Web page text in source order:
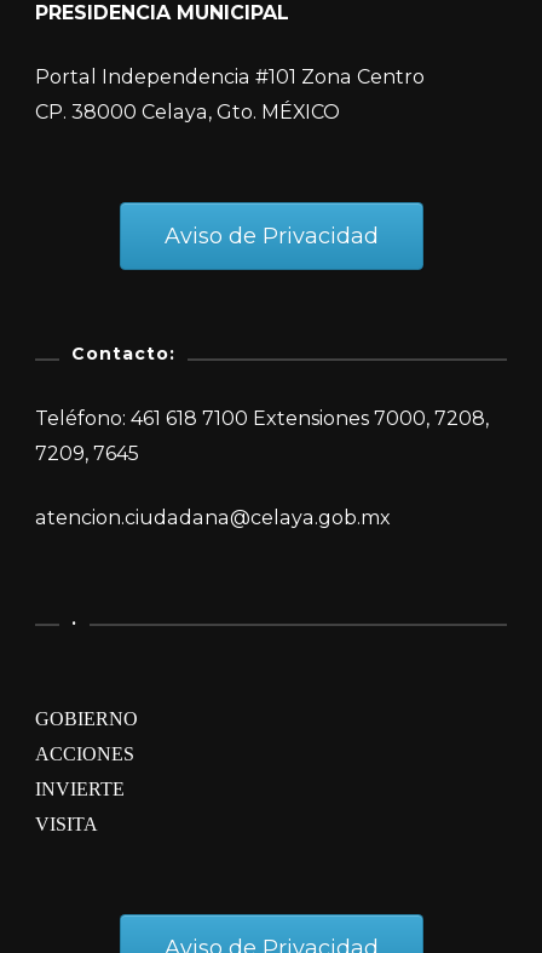
PRESIDENCIA MUNICIPAL
Portal Independencia #101 Zona Centro
CP. 38000 Celaya, Gto. MÉXICO
Aviso de Privacidad
Contacto:
Teléfono: 461 618 7100 Extensiones 7000, 7208,
7209, 7645
atencion.ciudadana@celaya.gob.mx
.
GOBIERNO
ACCIONES
INVIERTE
VISITA